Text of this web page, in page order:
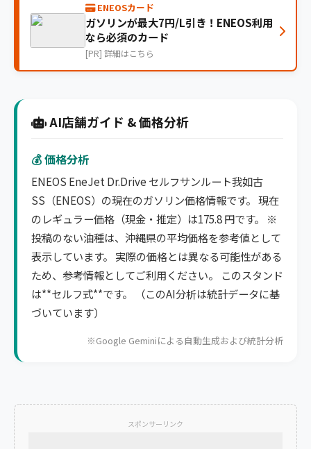
ENEOSカード
ガソリンが最大7円/L引き！ENEOS利用
なら必須のカード
[PR] 詳細はこちら
AI店舗ガイド & 価格分析
💰 価格分析
ENEOS EneJet Dr.Drive セルフサンルート我如古
SS（ENEOS）の現在のガソリン価格情報です。 現在
のレギュラー価格（現金・推定）は175.8 円です。 ※
投稿のない油種は、沖縄県の平均価格を参考値として
表示しています。 実際の価格とは異なる可能性がある
ため、参考情報としてご利用ください。 このスタンド
は**セルフ式**です。 （このAI分析は統計データに基
づいています）
※Google Geminiによる自動生成および統計分析
スポンサーリンク